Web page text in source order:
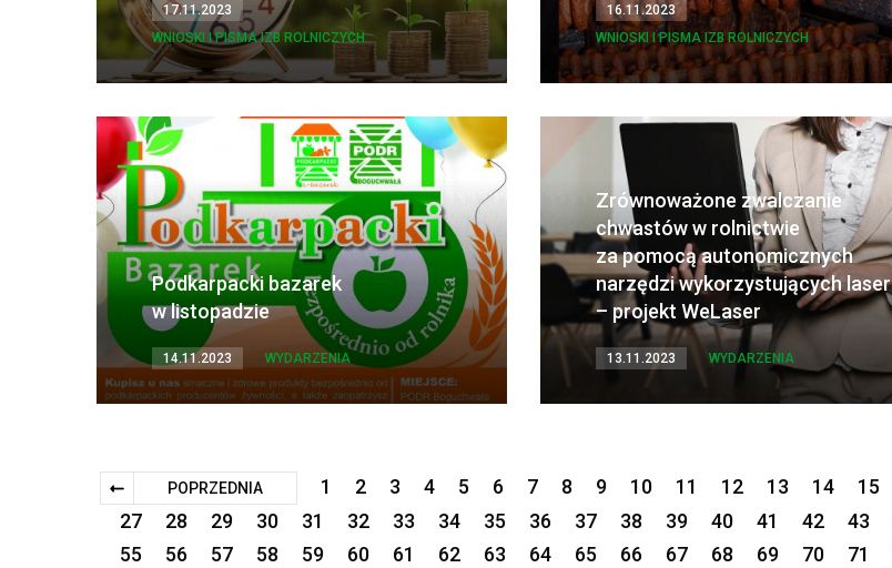
17.11.2023
WNIOSKI I PISMA IZB ROLNICZYCH
16.11.2023
WNIOSKI I PISMA IZB ROLNICZYCH
Podkarpacki bazarek
w listopadzie
14.11.2023 WYDARZENIA
Zrównoważone zwalczanie
chwastów w rolnictwie
za pomocą autonomicznych
narzędzi wykorzystujących laser
– projekt WeLaser
13.11.2023 WYDARZENIA
POPRZEDNIA 1 2 3 4 5 6 7 8 9 10 11 12 13 14 15
27
28 29 30 31 32 33 34 35 36 37 38 39 40 41 42 43
55
56 57 58 59 60 61 62 63 64 65 66 67 68 69 70 71